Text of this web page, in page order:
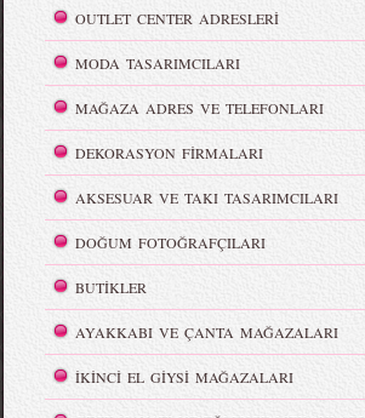
OUTLET CENTER ADRESLERİ
MODA TASARIMCILARI
MAĞAZA ADRES VE TELEFONLARI
DEKORASYON FİRMALARI
AKSESUAR VE TAKI TASARIMCILARI
DOĞUM FOTOĞRAFÇILARI
BUTİKLER
AYAKKABI VE ÇANTA MAĞAZALARI
İKİNCİ EL GİYSİ MAĞAZALARI